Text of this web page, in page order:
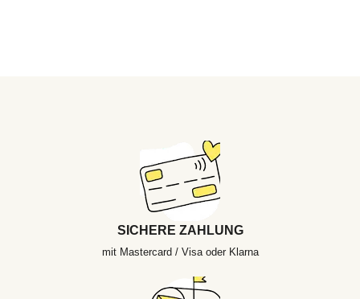
SICHERE ZAHLUNG
mit Mastercard / Visa oder Klarna